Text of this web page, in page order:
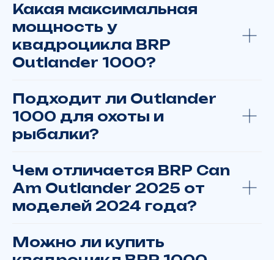
Какая максимальная
мощность у
квадроцикла BRP
Outlander 1000?
Подходит ли Outlander
1000 для охоты и
рыбалки?
Чем отличается BRP Can
Am Outlander 2025 от
моделей 2024 года?
Можно ли купить
Или заполните форму, чтобы мы вам
перезвонили
+7 902 816 16 50
Сомневаетесь в выборе или есть
вопросы по доставке?
Свяжитесь с нами
Отдел запчастей:
+7 902 816 16 50